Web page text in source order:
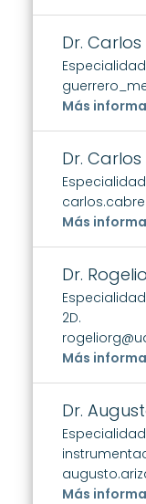
Dr.
Más
Dr.
Más
Dr.
2D.
Más
Dr.
Más